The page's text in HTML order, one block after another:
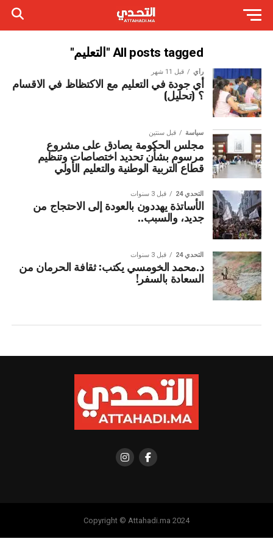
All posts tagged "التعليم"
رأي قبل 11 شهر
أي جودة في التعليم مع الاكتظاظ في الاقسام
؟ (تحليل)
سياسة قبل سنتين
مجلس الحكومة يصادق على مشروع
مرسوم بشأن تحديد اختصاصات وتنظيم
قطاع التربية الوطنية والتعليم الأولي
التحدي 24 قبل 3 سنوات
الأساتذة يهددون بالعودة إلى الاحتجاج من
جديد، والسبب..
التحدي 24 قبل 3 سنوات
د.محمد الخومسي يكتب: ثقافة الحرمان من
السعادة بالسفر!
Copyright © Attahadi.ma 2024